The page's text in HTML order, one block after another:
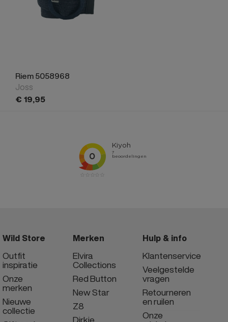
Riem 5058968
Joss
€ 19,95
Wild Store
Outfit
inspiratie
Onze
merken
Nieuwe
collectie
Merken
Elvira
Collections
Red Button
New Star
Z8
Hulp & info
Klantenservice
Veelgestelde
vragen
Retourneren
en ruilen
Onze